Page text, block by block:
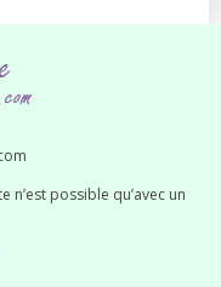
n’est possible qu’avec un